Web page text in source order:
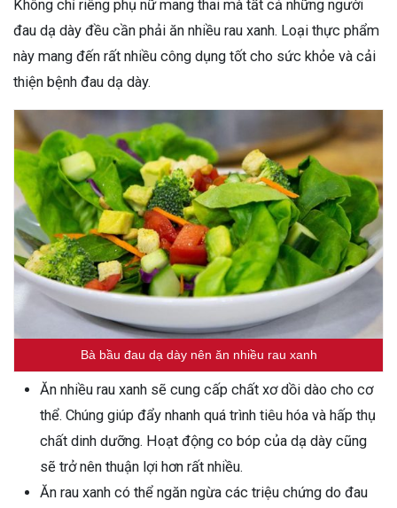
Không chỉ riêng phụ nữ mang thai mà tất cả những người
đau dạ dày đều cần phải ăn nhiều rau xanh. Loại thực phẩm
này mang đến rất nhiều công dụng tốt cho sức khỏe và cải
thiện bệnh đau dạ dày.
Bà bầu đau dạ dày nên ăn nhiều rau xanh
Ăn nhiều rau xanh sẽ cung cấp chất xơ dồi dào cho cơ
thể. Chúng giúp đẩy nhanh quá trình tiêu hóa và hấp thụ
chất dinh dưỡng. Hoạt động co bóp của dạ dày cũng
sẽ trở nên thuận lợi hơn rất nhiều.
Ăn rau xanh có thể ngăn ngừa các triệu chứng do đau